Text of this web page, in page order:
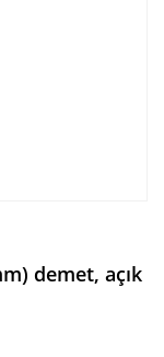
demet, açık